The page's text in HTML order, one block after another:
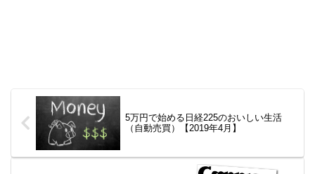
5万円で始める日経225のおいしい生活
（自動売買）【2019年4月】